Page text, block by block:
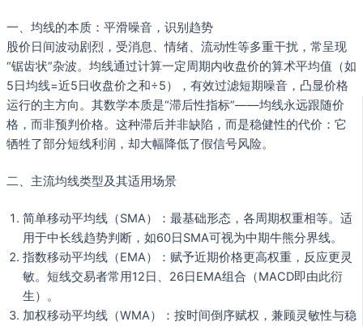
一、均线的本质：平滑噪音，识别趋势
股价日间波动剧烈，受消息、情绪、流动性等多重干扰，常呈现
“锯齿状”杂波。均线通过计算一定周期内收盘价的算术平均值（如
5日均线=近5日收盘价之和÷5），有效过滤短期噪音，凸显价格
运行的主方向。其数学本质是“滞后性指标”——均线永远跟随价
格，而非预判价格。这种滞后并非缺陷，而是稳健性的代价：它
牺牲了部分短线利润，却大幅降低了假信号风险。
二、主流均线类型及其适用场景
简单移动平均线（SMA）：最基础形态，各周期权重相等。适
用于中长线趋势判断，如60日SMA可视为中期牛熊分界线。
指数移动平均线（EMA）：赋予近期价格更高权重，反应更灵
敏。短线交易者常用12日、26日EMA组合（MACD即由此衍
生）。
加权移动平均线（WMA）：按时间倒序赋权，兼顾灵敏性与稳